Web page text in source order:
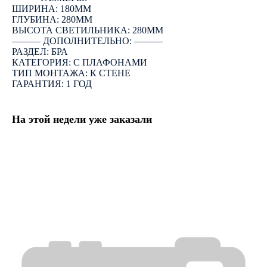
ШИРИНА: 180ММ
ГЛУБИНА: 280ММ
ВЫСОТА СВЕТИЛЬНИКА: 280ММ
――― ДОПОЛНИТЕЛЬНО: ―――
РАЗДЕЛ: БРА
КАТЕГОРИЯ: С ПЛАФОНАМИ
ТИП МОНТАЖА: К СТЕНЕ
ГАРАНТИЯ: 1 ГОД
На этой недели уже заказали